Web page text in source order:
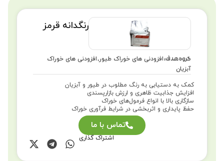
رنگدانه قرمز
گروه هدف:افزودنی های خوراک طیور,افزودنی های خوراک
آبزیان
کمک به دستیابی به رنگ مطلوب در طیور و آبزیان
افزایش جذابیت ظاهری و ارزش بازارپسندی
سازگاری بالا با انواع فرمول‌های خوراک
حفظ پایداری و اثربخشی در شرایط فرآوری خوراک
تماس با ما
اشتراک گذاری